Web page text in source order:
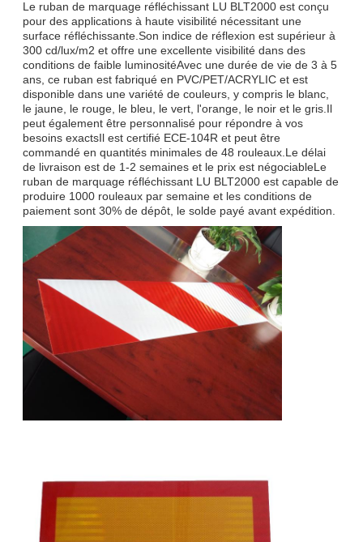
Le ruban de marquage réfléchissant LU BLT2000 est conçu
pour des applications à haute visibilité nécessitant une
surface réfléchissante.Son indice de réflexion est supérieur à
300 cd/lux/m2 et offre une excellente visibilité dans des
conditions de faible luminositéAvec une durée de vie de 3 à 5
ans, ce ruban est fabriqué en PVC/PET/ACRYLIC et est
disponible dans une variété de couleurs, y compris le blanc,
le jaune, le rouge, le bleu, le vert, l'orange, le noir et le gris.Il
peut également être personnalisé pour répondre à vos
besoins exactsIl est certifié ECE-104R et peut être
commandé en quantités minimales de 48 rouleaux.Le délai
de livraison est de 1-2 semaines et le prix est négociableLe
ruban de marquage réfléchissant LU BLT2000 est capable de
produire 1000 rouleaux par semaine et les conditions de
paiement sont 30% de dépôt, le solde payé avant expédition.